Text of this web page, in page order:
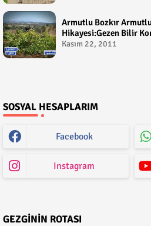
Armutlu Bozkır
Hikayesi:Gezen Bilir
Kasım 22, 2011
SOSYAL HESAPLARIM
Facebook
Instagram
GEZGININ ROTASI